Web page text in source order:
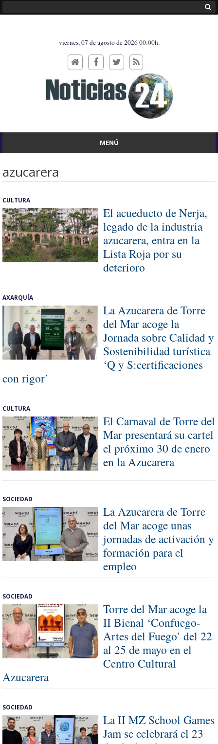
viernes, 07 de agosto de 202600:00h.
MENÚ
azucarera
CULTURA
El acueducto de Nerja,
legado de la industria
azucarera, entra en la
Lista Roja por su
deterioro
AXARQUÍA
La Azucarera de Torre
del Mar acoge la
Jornada sobre Calidad y
Sostenibilidad turística
‘Q y S:certificaciones
con rigor’
CULTURA
El Carnaval de Torre del
Mar presentará su cartel
el próximo 30 de enero
en la Azucarera
SOCIEDAD
La Azucarera de Torre
del Mar acoge unas
jornadas de activación y
formación para el
empleo
SOCIEDAD
Torre del Mar acoge la
II Bienal ‘Confuego-
Artes del Fuego’ del 22
al 25 de mayo en el
Centro Cultural
Azucarera
SOCIEDAD
La II MZ School Games
Jam se celebrará el 23